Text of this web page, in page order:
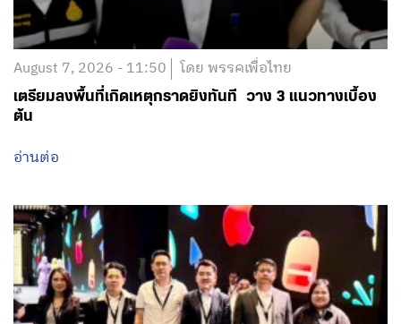
August 7, 2026 - 11:50 โดย พรรคเพื่อไทย
เตรียมลงพื้นที่เกิดเหตุกราดยิงทันที วาง 3 แนวทางเบื้อง
ต้น
อ่านต่อ